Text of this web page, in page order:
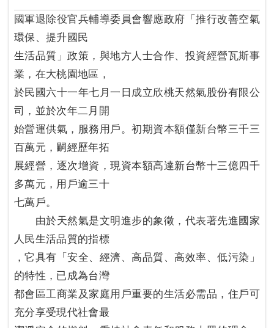
國軍退除役官兵輔導委員會響應政府「推行改善空氣
環保、提升國民
生活品質」政策，與地方人士合作、投資經營瓦斯事
業，在大桃園地區，
於民國六十一年七月一日成立欣桃天然氣股份有限公
司，並於次年二月開
始營運供氣，服務用戶。初期資本額僅新台幣三千三
百萬元，嗣經歷年拓
展經營，逐次增資，現資本額高達新台幣十三億四千
多萬元，用戶逾三十
七萬戶。
由於天然氣是文明進步的象徵，代表著先進國家
人民生活品質的指標
，它具有「安全、經濟、高品質、高效率、低污染」
的特性，已成為台灣
都會區工商業及家庭用戶重要的生活必需品，住戶可
充分享受現代社會最